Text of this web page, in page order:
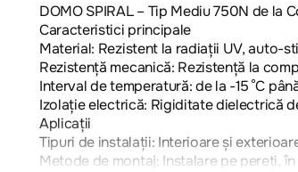
DOMO SPIRAL – Tip Mediu 750N de
Caracteristici principale
Material: Rezistent la radiații UV, auto-
Rezistență mecanică: Rezistență la
Interval de temperatură: de la -15 °C
Izolație electrică: Rigiditate dielectrică
Aplicații
Tipuri de instalații: Interioare și
Metode de montaj: Instalare pe pereți,